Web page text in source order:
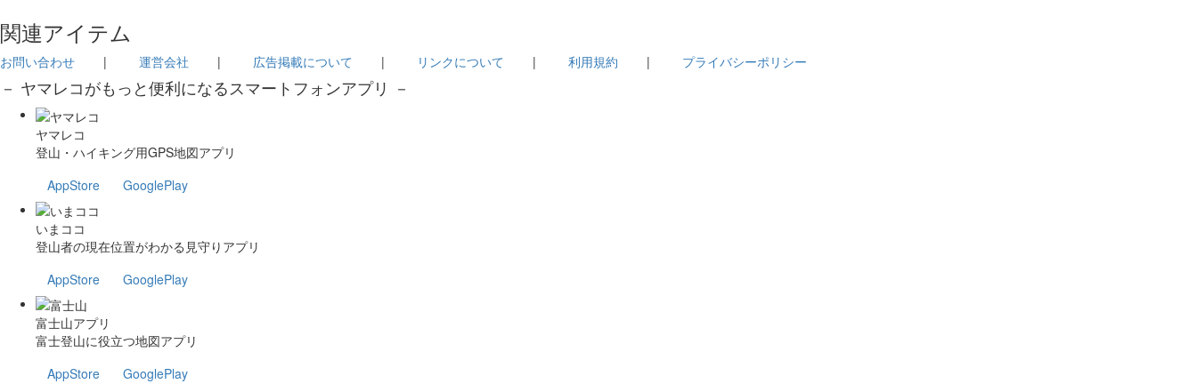
関連アイテム
お問い合わせ | 運営会社 | 広告掲載について | リンクについて | 利用規約 | プライバシーポリシー
－ ヤマレコがもっと便利になるスマートフォンアプリ －
ヤマレコ
登山・ハイキング用GPS地図アプリ
AppStore
GooglePlay
いまココ
登山者の現在位置がわかる見守りアプリ
AppStore
GooglePlay
富士山アプリ
富士登山に役立つ地図アプリ
AppStore
GooglePlay